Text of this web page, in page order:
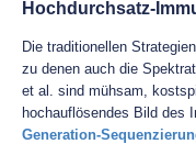
Hochdurchsatz-
Die traditionellen
zu denen auch die
et al. sind mühsam,
hochauflösendes Bild des
Generation-